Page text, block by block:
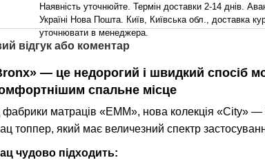
Наявність уточнюйте. Термін доставки 2-14 днів.
Україні Нова Пошта. Київ, Київська обл., доставка
уточнювати в менеджера.
відгук або коментар
— це недорогий і швидкий спосіб
спальне місце
фабрики матраців «ЕММ», нова колекція «City» —
топпер, який має величезний спектр
чудово підходить: